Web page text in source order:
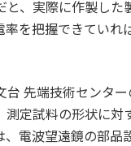
、実際に作製し
を把握できてい
台 先端技術センタ
定試料の形状に
電波望遠鏡の部